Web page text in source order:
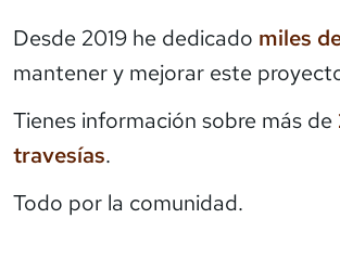
Desde 2019 he dedicado miles
mantener y mejorar este
Tienes información sobre más de
travesías.
Todo por la comunidad.